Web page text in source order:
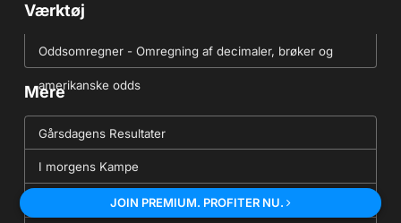
Værktøj
Oddsomregner - Omregning af decimaler, brøker og
amerikanske odds
Mere
Gårsdagens Resultater
I morgens Kampe
Fodbold Data API(JSON)JOIN PREMIUM. PROFITER NU.